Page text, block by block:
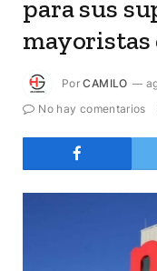
para sus
Por CAMILO
No hay comentarios